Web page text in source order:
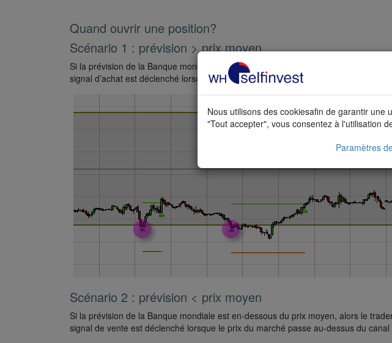
Quand ouvrir une position?
Scénario 1 : prévision > prix moyen
Si la prévision de la Banque mondiale estau-dessus
du prix moyen, alors le
signal d’achat est déclenché lorsque le prix du marché passe en dessous du canal.
Scénario 2 : prévision < prix moyen
Si la prévision de la Banque mondiale est en-dessous du prix moyen, alors le
signal de vente est déclenché lorsque le prix du marché passe au-dessus du canal
Nous utilisons des cookiesafin de garantir une
"Tout accepter", vous consentez à l'utilisation
Paramètres